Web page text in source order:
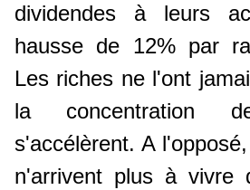
dividendes à leurs
hausse de 12% par
Les riches ne l'ont
la concentration
s'accélèrent. A
n'arrivent plus à vivre